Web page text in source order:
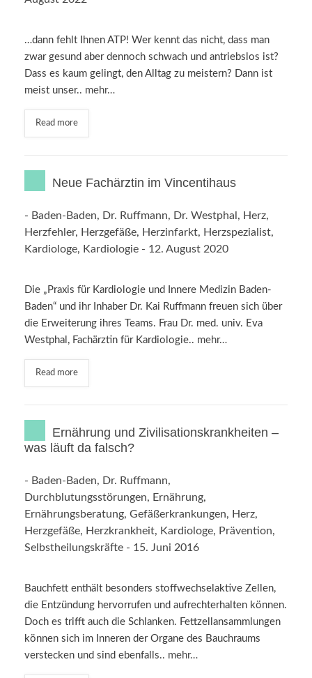
…dann fehlt Ihnen ATP! Wer kennt das nicht, dass man
zwar gesund aber dennoch schwach und antriebslos ist?
Dass es kaum gelingt, den Alltag zu meistern? Dann ist
meist unser.. mehr…
Read more
Neue Fachärztin im Vincentihaus
- Baden-Baden, Dr. Ruffmann, Dr. Westphal , Herz,
Herzfehler, Herzgefäße, Herzinfarkt, Herzspezialist,
Kardiologe, Kardiologie - 12. August 2020
Die „Praxis für Kardiologie und Innere Medizin Baden-
Baden“ und ihr Inhaber Dr. Kai Ruffmann freuen sich über
die Erweiterung ihres Teams. Frau Dr. med. univ. Eva
Westphal, Fachärztin für Kardiologie.. mehr…
Read more
Ernährung und Zivilisationskrankheiten –
was läuft da falsch?
- Baden-Baden, Dr. Ruffmann,
Durchblutungsstörungen, Ernährung,
Ernährungsberatung, Gefäßerkrankungen, Herz,
Herzgefäße, Herzkrankheit, Kardiologe, Prävention,
Selbstheilungskräfte - 15. Juni 2016
Bauchfett enthält besonders stoffwechselaktive Zellen,
die Entzündung hervorrufen und aufrechterhalten können.
Doch es trifft auch die Schlanken. Fettzellansammlungen
können sich im Inneren der Organe des Bauchraums
verstecken und sind ebenfalls.. mehr…